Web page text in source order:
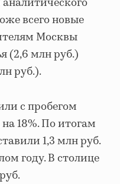
всего новые
Москвы
(2,6 млн руб.)
руб.).
с пробегом
18%. По итогам
1,3 млн руб.
году. В столице